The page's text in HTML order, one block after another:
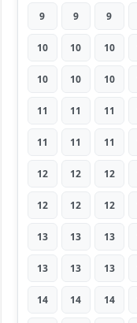
9 9 9
10 10 10
10 10 10
11 11 11
11 11 11
12 12 12
12 12 12
13 13 13
13 13 13
14 14 14